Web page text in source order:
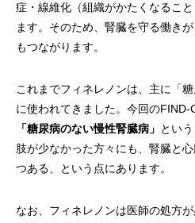
症・線維化（組織がかたくなるこ
ます。そのため、腎臓を守る働き
もつながります。
これまでフィネレノンは、主に「
に使われてきました。今回のFIND-
「糖尿病のない慢性腎臓病」 とい
肢が少なかった方々にも、腎臓と
つある、という点にあります。
なお、フィネレノンは医師の処方